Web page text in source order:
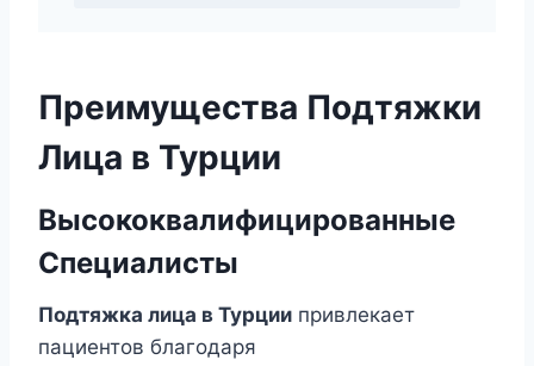
Преимущества Подтяжки
Лица в Турции
Высококвалифицированные
Специалисты
Подтяжка лица в Турции привлекает
пациентов благодаря